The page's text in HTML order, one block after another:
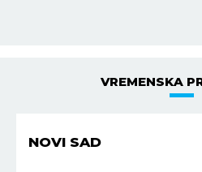
VREMENSKA
NIŠ